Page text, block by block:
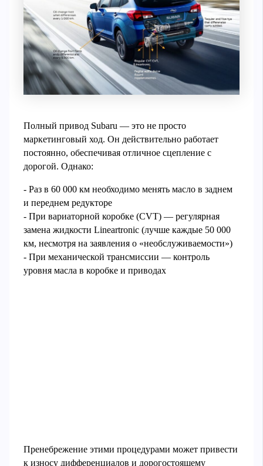
Полный привод Subaru — это не просто
маркетинговый ход. Он действительно работает
постоянно, обеспечивая отличное сцепление с
дорогой. Однако:
- Раз в 60 000 км необходимо менять масло в заднем
и переднем редукторе
- При вариаторной коробке (CVT) — регулярная
замена жидкости Lineartronic (лучше каждые 50 000
км, несмотря на заявления о «необслуживаемости»)
- При механической трансмиссии — контроль
уровня масла в коробке и приводах
Пренебрежение этими процедурами может привести
к износу дифференциалов и дорогостоящему